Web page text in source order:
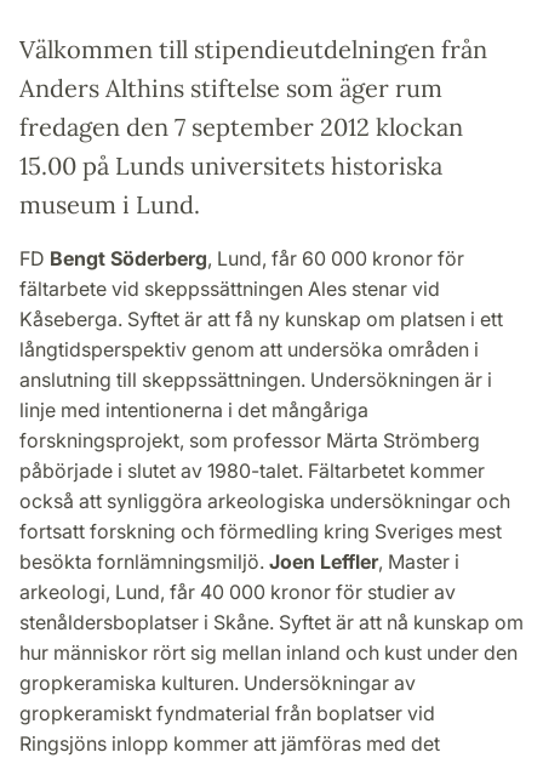
Välkommen till stipendieutdelningen från
Anders Althins stiftelse som äger rum
fredagen den 7 september 2012 klockan
15.00 på Lunds universitets historiska
museum i Lund.
FD Bengt Söderberg, Lund, får 60 000 kronor för
fältarbete vid skeppssättningen Ales stenar vid
Kåseberga. Syftet är att få ny kunskap om platsen i ett
långtidsperspektiv genom att undersöka områden i
anslutning till skeppssättningen. Undersökningen är i
linje med intentionerna i det mångåriga
forskningsprojekt, som professor Märta Strömberg
påbörjade i slutet av 1980-talet. Fältarbetet kommer
också att synliggöra arkeologiska undersökningar och
fortsatt forskning och förmedling kring Sveriges mest
besökta fornlämningsmiljö. Joen Leffler, Master i
arkeologi, Lund, får 40 000 kronor för studier av
stenåldersboplatser i Skåne. Syftet är att nå kunskap om
hur människor rört sig mellan inland och kust under den
gropkeramiska kulturen. Undersökningar av
gropkeramiskt fyndmaterial från boplatser vid
Ringsjöns inlopp kommer att jämföras med det